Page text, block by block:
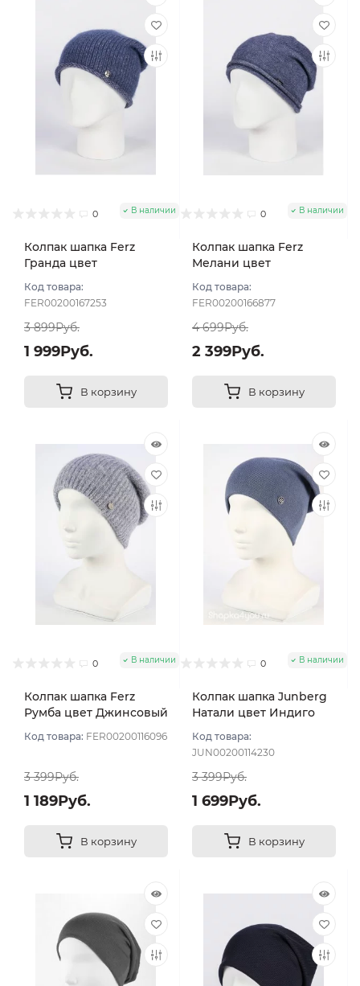
0 В наличии
Колпак шапка Ferz
Гранда цвет
Код товара:
FER00200167253
3 899Руб.
1 999Руб.
В корзину
0 В наличии
Колпак шапка Ferz
Мелани цвет
Код товара:
FER00200166877
4 699Руб.
2 399Руб.
В корзину
0 В наличии
Колпак шапка Ferz
Румба цвет Джинсовый
Код товара: FER00200116096
3 399Руб.
1 189Руб.
В корзину
0 В наличии
Колпак шапка Junberg
Натали цвет Индиго
Код товара:
JUN00200114230
3 399Руб.
1 699Руб.
В корзину